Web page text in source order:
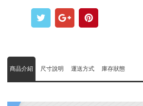
商品介紹 尺寸說明 運送方式 庫存狀態